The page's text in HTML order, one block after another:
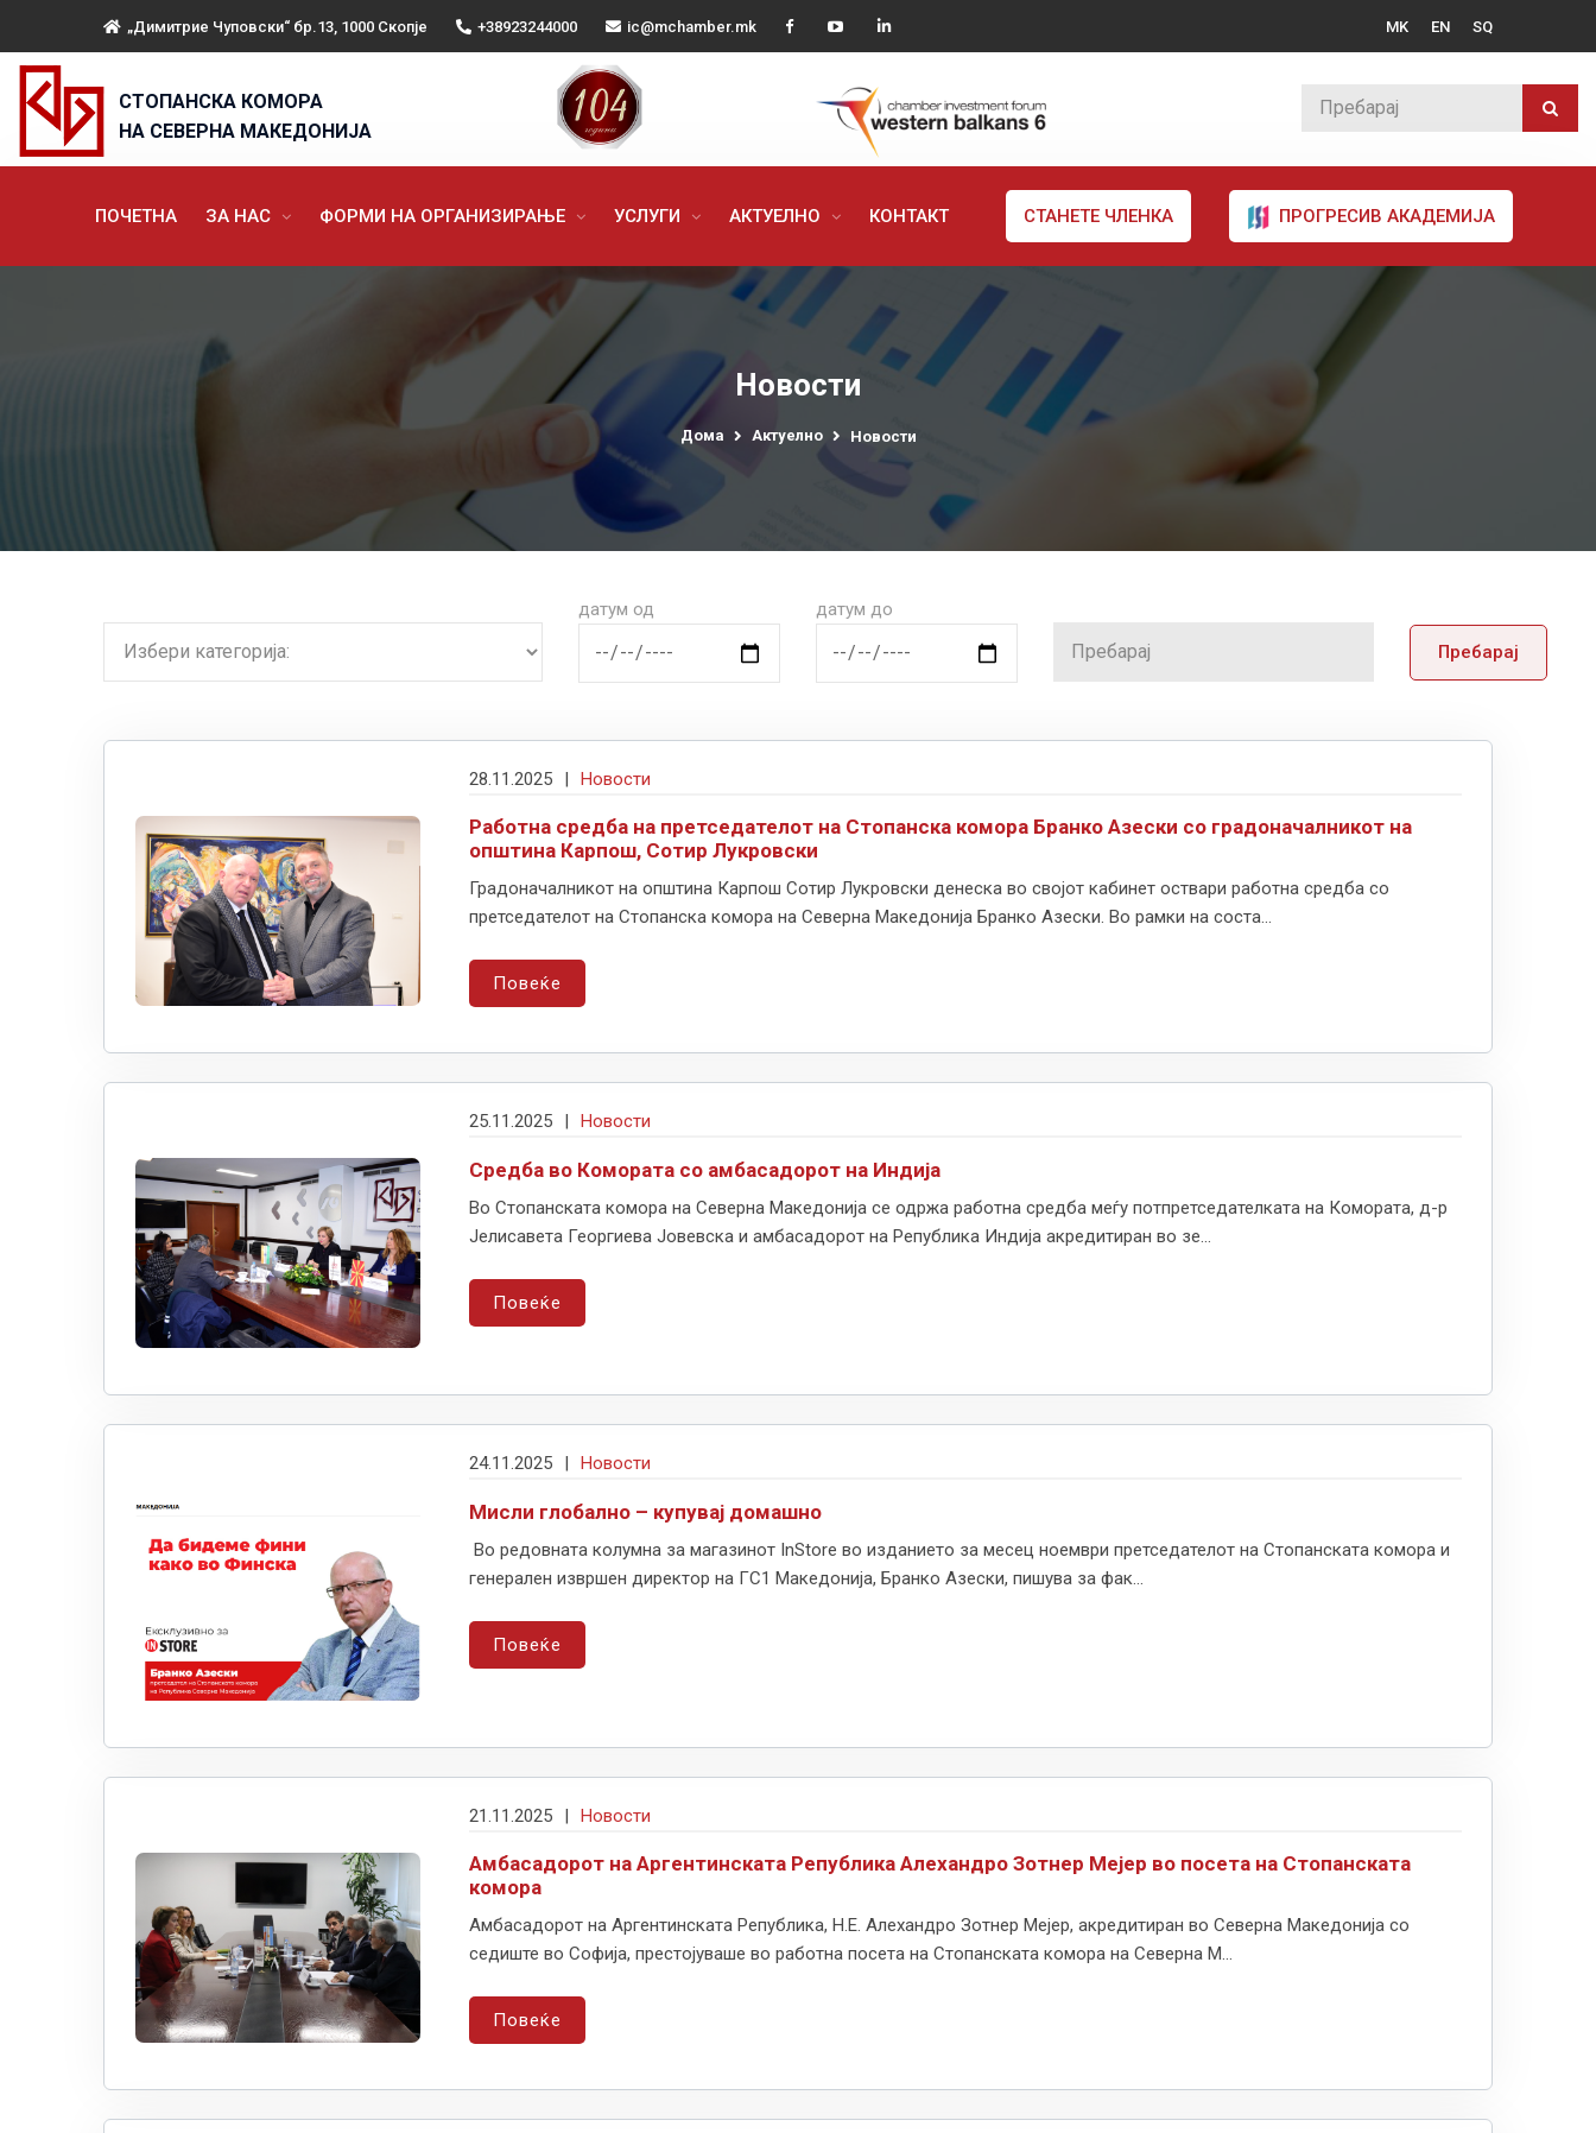
„Димитрие Чуповски“ бр.13, 1000 Скопје +38923244000 ic@mchamber.mk MK EN SQ
СТОПАНСКА КОМОРА
НА СЕВЕРНА МАКЕДОНИЈА
ПОЧЕТНА ЗА НАС ФОРМИ НА ОРГАНИЗИРАЊЕ УСЛУГИ АКТУЕЛНО КОНТАКТ СТАНЕТЕ ЧЛЕНКА ПРОГРЕСИВ АКАДЕМИЈА
Новости
Дома Актуелно Новости
датум од
датум до
Пребарај
28.11.2025 | Новости
Работна средба на претседателот на Стопанска комора Бранко Азески со градоначалникот на
општина Карпош, Сотир Лукровски
Градоначалникот на општина Карпош Сотир Лукровски денеска во својот кабинет оствари работна средба со
претседателот на Стопанска комора на Северна Македонија Бранко Азески. Во рамки на соста...
Повеќе
25.11.2025 | Новости
Средба во Комората со амбасадорот на Индија
Во Стопанската комора на Северна Македонија се одржа работна средба меѓу потпретседателката на Комората, д-р
Јелисавета Георгиева Јовевска и амбасадорот на Република Индија акредитиран во зе...
Повеќе
24.11.2025 | Новости
Мисли глобално – купувај домашно
Во редовната колумна за магазинот InStore во изданието за месец ноември претседателот на Стопанската комора и
генерален извршен директор на ГС1 Македонија, Бранко Азески, пишува за фак...
Повеќе
21.11.2025 | Новости
Амбасадорот на Аргентинската Република Алехандро Зотнер Мејер во посета на Стопанската
комора
Амбасадорот на Аргентинската Република, Н.Е. Алехандро Зотнер Мејер, акредитиран во Северна Македонија со
седиште во Софија, престојуваше во работна посета на Стопанската комора на Северна М...
Повеќе